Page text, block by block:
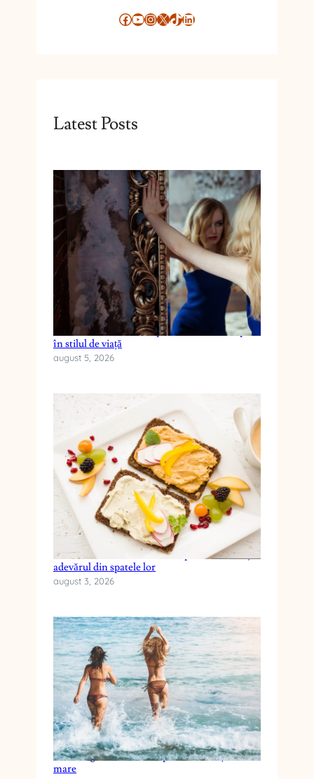
Facebook YouTube InstagramX TikTok LinkedIn
Latest Posts
Cum reduci anxietatea prin schimbări simple
în stilul de viață
august 5, 2026
Cele mai frecvente mituri despre dieta keto și
adevărul din spatele lor
august 3, 2026
Cum alegi crema cu SPF pentru vacanța la
mare